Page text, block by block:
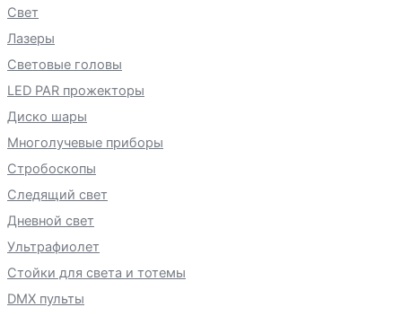
Свет
Лазеры
Световые головы
LED PAR прожекторы
Диско шары
Многолучевые приборы
Стробоскопы
Следящий свет
Дневной свет
Ультрафиолет
Стойки для света и тотемы
DMX пульты